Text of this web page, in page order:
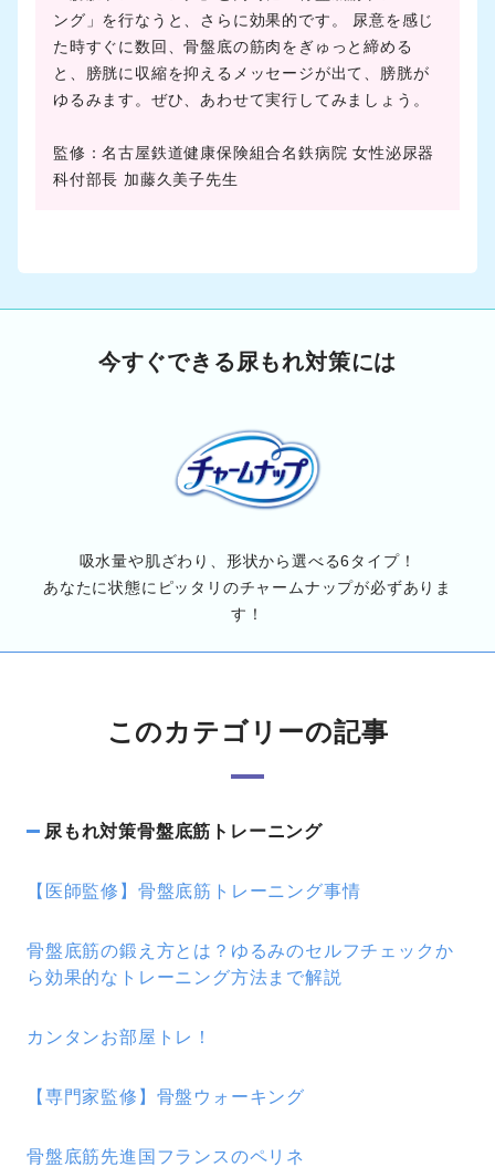
ング」を行なうと、さらに効果的です。 尿意を感じ
た時すぐに数回、骨盤底の筋肉をぎゅっと締める
と、膀胱に収縮を抑えるメッセージが出て、膀胱が
ゆるみます。ぜひ、あわせて実行してみましょう。
監修：名古屋鉄道健康保険組合名鉄病院 女性泌尿器
科付部長 加藤久美子先生
今すぐできる尿もれ対策には
吸水量や肌ざわり、形状から選べる6タイプ！
あなたに状態にピッタリのチャームナップが必ずありま
す！
このカテゴリーの記事
尿もれ対策骨盤底筋トレーニング
【医師監修】骨盤底筋トレーニング事情
骨盤底筋の鍛え方とは？ゆるみのセルフチェックか
ら効果的なトレーニング方法まで解説
カンタンお部屋トレ！
【専門家監修】骨盤ウォーキング
骨盤底筋先進国フランスのペリネ